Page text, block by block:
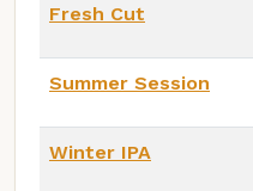
Fresh Cut
Summer Session
Winter IPA